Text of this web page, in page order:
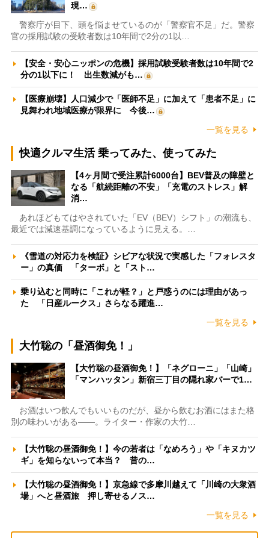
現…
警察庁が目下、頭を悩ませているのが「警察官不足」だ。警察
官の採用試験の受験者数は10年間で2分の1以…
【安全・安心ニッポンの危機】採用試験受験者数は10年間で2
分の1以下に！ 出生数減がも…
【医療崩壊】人口減少で「医師不足」に加えて「患者不足」に
見舞われ地域医療が限界に 今後…
一覧を見る
快適クルマ生活 乗ってみた、使ってみた
【4ヶ月間で受注累計6000台】BEV普及の障壁と
なる「航続距離の不安」「充電のストレス」解
消…
あれほどもてはやされていた「EV（BEV）シフト」の潮流も、
最近では減速基調になっているように見える。…
《雪道の対応力を検証》シビアな状況で実感した「フォレスタ
ー」の真価 「ターボ」と「スト…
乗り込むと同時に「これが軽？」と戸惑うのには理由があっ
た 「日産ルークス」さらなる躍進…
一覧を見る
大竹聡の「昼酒御免！」
【大竹聡の昼酒御免！】「ネグローニ」「山崎」
「マンハッタン」新宿三丁目の隠れ家バーで1…
お酒はいつ飲んでもいいものだが、昼から飲むお酒にはまた格
別の味わいがある――。ライター・作家の大竹…
【大竹聡の昼酒御免！】今の若者は「なめろう」や「キヌカツ
ギ」を知らないって本当？ 昔の…
【大竹聡の昼酒御免！】京急線で多摩川越えて「川崎の大衆酒
場」へと昼酒旅 押し寄せるノス…
一覧を見る